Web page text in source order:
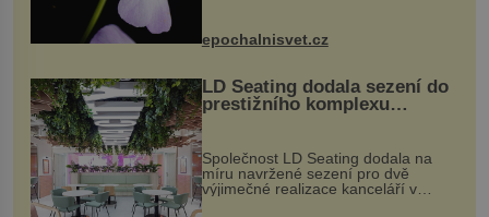
vstupenka...
epochalnisvet.cz
LD Seating dodala sezení do
prestižního komplexu
MediaCityUK v Salfordu
Společnost LD Seating dodala na
míru navržené sezení pro dvě
výjimečné realizace kanceláří v
areálu MediaCityUK v anglickém